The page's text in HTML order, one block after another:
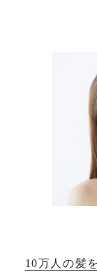
10万人の髪